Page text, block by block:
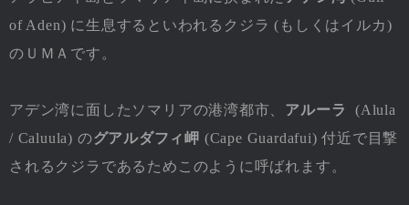
of Aden) に生息するといわれるクジラ (もしくはイルカ)
のＵＭＡです。
アデン湾に面したソマリアの港湾都市、 アルーラ
(Alula
/ Caluula) のグアルダフィ岬 (Cape Guardafui) 付近で目撃
されるクジラであるためこのように呼ばれます。